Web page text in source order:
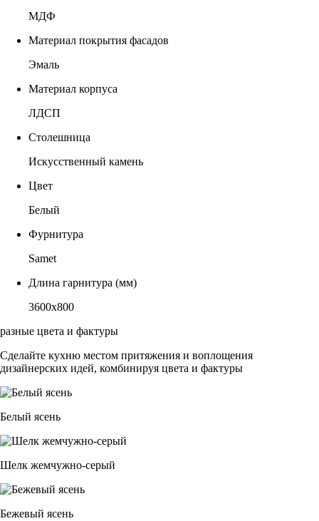
МДФ
Материал покрытия фасадов
Эмаль
Материал корпуса
ЛДСП
Столешница
Искусственный камень
Цвет
Белый
Фурнитура
Samet
Длина гарнитура (мм)
3600х800
разные цвета и фактуры
Сделайте кухню местом притяжения и воплощения
дизайнерских идей, комбинируя цвета и фактуры
Белый ясень
Шелк жемчужно-серый
Бежевый ясень